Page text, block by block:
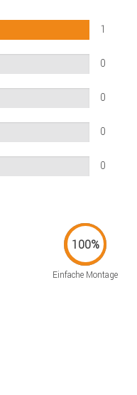
1
0
0
0
0
Einfache Montage